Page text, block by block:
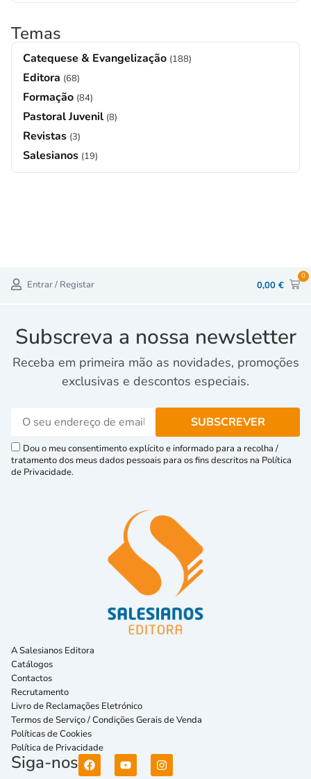
Temas
Catequese & Evangelização (188)
Editora (68)
Formação (84)
Pastoral Juvenil (8)
Revistas (3)
Salesianos (19)
Entrar / Registar 0,00 €
0
Subscreva a nossa newsletter
Receba em primeira mão as novidades, promoções
exclusivas e descontos especiais.
Dou o meu consentimento explícito e informado para a recolha /
tratamento dos meus dados pessoais para os fins descritos na Política
de Privacidade.
A Salesianos Editora
Catálogos
Contactos
Recrutamento
Livro de Reclamações Eletrónico
Termos de Serviço / Condições Gerais de Venda
Políticas de Cookies
Política de Privacidade
Siga-nos